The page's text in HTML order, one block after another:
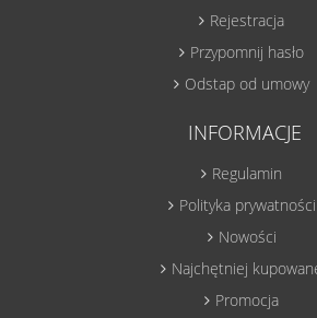
Rejestracja
Przypomnij hasło
Odstap od umowy
INFORMACJE
Regulamin
Polityka prywatności
Nowości
Najchętniej
Promocja